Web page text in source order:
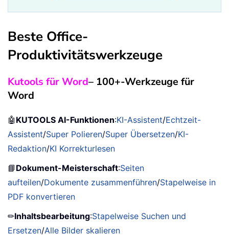
Beste Office-
Produktivitätswerkzeuge
Kutools für Word– 100+-Werkzeuge für
Word
🤖 KUTOOLS AI-Funktionen:KI-Assistent/Echtzeit-
Assistent/Super Polieren/Super Übersetzen/KI-
Redaktion/KI Korrekturlesen
📘 Dokument-Meisterschaft:Seiten
aufteilen/Dokumente zusammenführen/Stapelweise in
PDF konvertieren
✏Inhaltsbearbeitung:Stapelweise Suchen und
Ersetzen/Alle Bilder skalieren